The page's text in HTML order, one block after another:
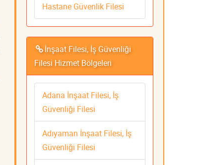
Hastane Güvenlik Filesi
İnşaat Filesi, İş Güvenliği
Filesi Hizmet Bölgeleri
Adana İnşaat Filesi, İş
Güvenliği Filesi
Adıyaman İnşaat Filesi, İş
Güvenliği Filesi